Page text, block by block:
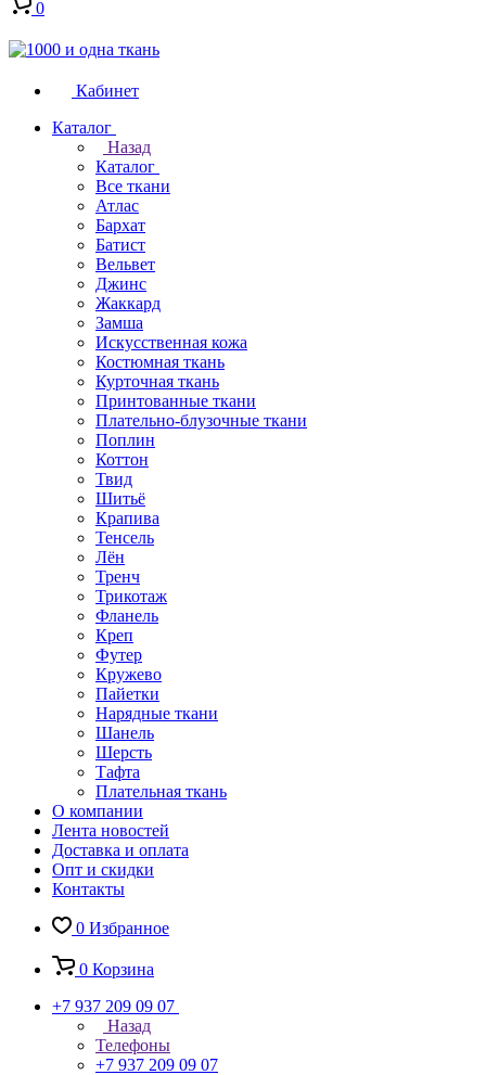
0
Кабинет
Каталог
Назад
Каталог
Все ткани
Атлас
Бархат
Батист
Вельвет
Джинс
Жаккард
Замша
Искусственная кожа
Костюмная ткань
Курточная ткань
Принтованные ткани
Плательно-блузочные ткани
Поплин
Коттон
Твид
Шитьё
Крапива
Тенсель
Лён
Тренч
Трикотаж
Фланель
Креп
Футер
Кружево
Пайетки
Нарядные ткани
Шанель
Шерсть
Тафта
Плательная ткань
О компании
Лента новостей
Доставка и оплата
Опт и скидки
Контакты
0 Избранное
0 Корзина
+7 937 209 09 07
Назад
Телефоны
+7 937 209 09 07